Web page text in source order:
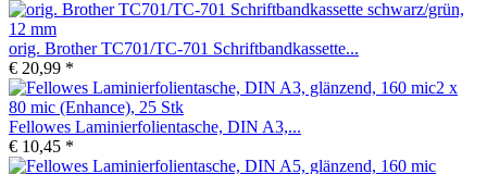
orig. Brother TC701/TC-701 Schriftbandkassette...
€ 20,99 *
Fellowes Laminierfolientasche, DIN A3,...
€ 10,45 *